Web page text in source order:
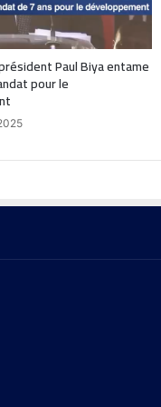
Paul Biya entame
pour le